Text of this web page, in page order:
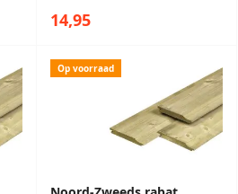
14,95
Op voorraad